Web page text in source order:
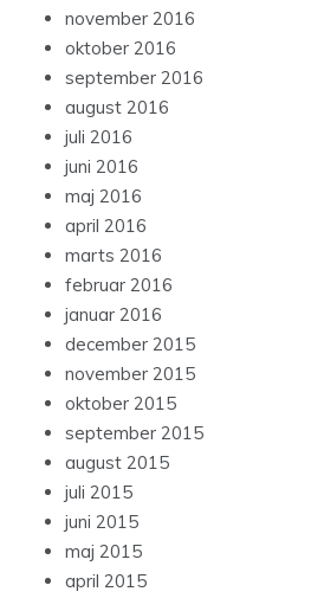
november 2016
oktober 2016
september 2016
august 2016
juli 2016
juni 2016
maj 2016
april 2016
marts 2016
februar 2016
januar 2016
december 2015
november 2015
oktober 2015
september 2015
august 2015
juli 2015
juni 2015
maj 2015
april 2015